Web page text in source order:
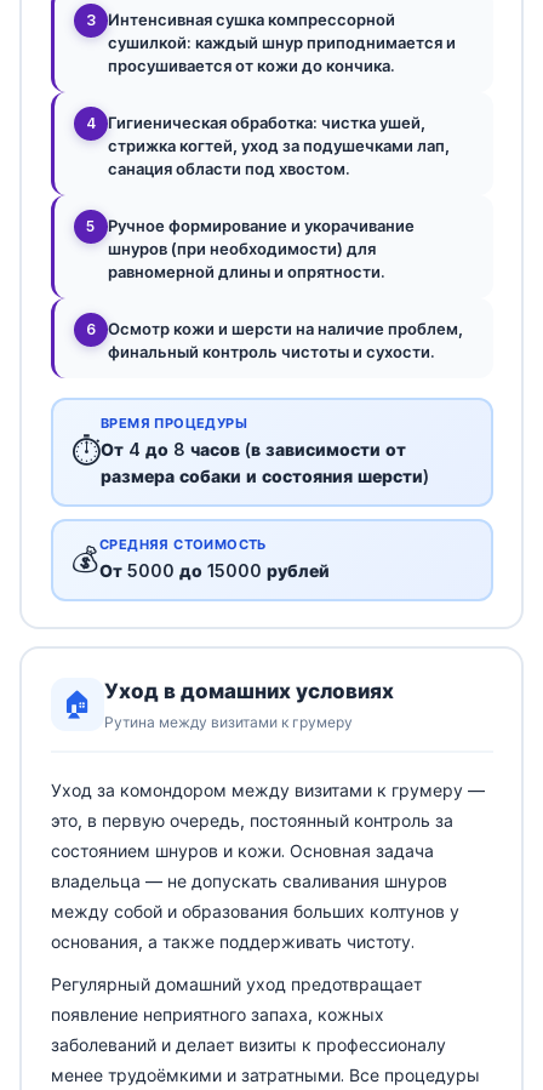
3
Интенсивная сушка компрессорной
сушилкой: каждый шнур приподнимается и
просушивается от кожи до кончика.
4
Гигиеническая обработка: чистка ушей,
стрижка когтей, уход за подушечками лап,
санация области под хвостом.
5
Ручное формирование и укорачивание
шнуров (при необходимости) для
равномерной длины и опрятности.
6
Осмотр кожи и шерсти на наличие проблем,
финальный контроль чистоты и сухости.
⏱️
ВРЕМЯ ПРОЦЕДУРЫ
От 4 до 8 часов (в зависимости от
размера собаки и состояния шерсти)
💰СРЕДНЯЯ СТОИМОСТЬ
От 5000 до 15000 рублей
🏠 Уход в домашних условиях
Рутина между визитами к грумеру
Уход за комондором между визитами к грумеру —
это, в первую очередь, постоянный контроль за
состоянием шнуров и кожи. Основная задача
владельца — не допускать сваливания шнуров
между собой и образования больших колтунов у
основания, а также поддерживать чистоту.
Регулярный домашний уход предотвращает
появление неприятного запаха, кожных
заболеваний и делает визиты к профессионалу
менее трудоёмкими и затратными. Все процедуры